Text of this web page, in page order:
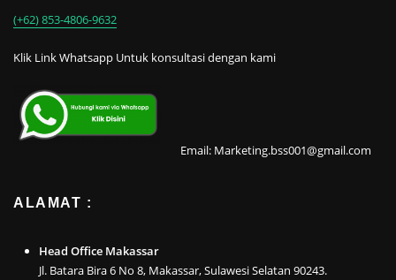
(+62) 853-4806-9632
Klik Link Whatsapp Untuk konsultasi dengan kami
Email: Marketing.bss001@gmail.com
ALAMAT :
Head Office Makassar
Jl. Batara Bira 6 No 8, Makassar, Sulawesi Selatan 90243.